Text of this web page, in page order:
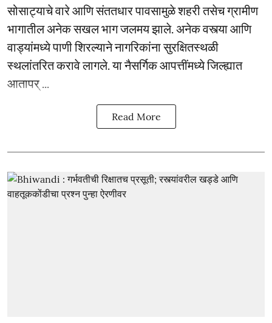
सोसाट्याचे वारे आणि संततधार पावसामुळे शहरी तसेच ग्रामीण
भागातील अनेक सखल भाग जलमय झाले. अनेक वस्त्या आणि
वाड्यांमध्ये पाणी शिरल्याने नागरिकांना सुरक्षितस्थळी
स्थलांतरित करावे लागले. या नैसर्गिक आपत्तींमध्ये जिल्ह्यात
आतापर् ...
Read More